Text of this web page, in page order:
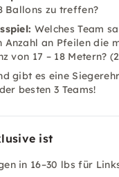
Ballons zu treffen?
Welches Team
Anzahl an Pfeilen die
von 17 – 18 Metern?
gibt es eine
besten 3 Teams!
ist
in 16–30 lbs für